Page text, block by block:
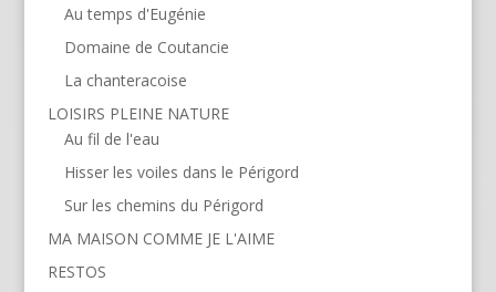
Au temps d'Eugénie
Domaine de Coutancie
La chanteracoise
LOISIRS PLEINE NATURE
Au fil de l'eau
Hisser les voiles dans le Périgord
Sur les chemins du Périgord
MA MAISON COMME JE L'AIME
RESTOS